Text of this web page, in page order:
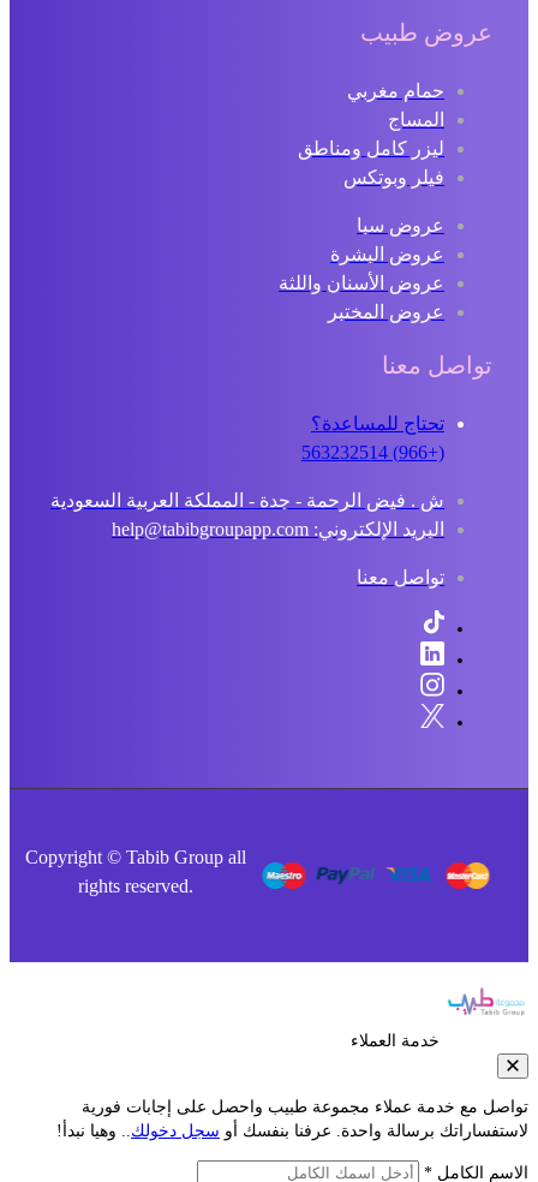
عروض طبيب
حمام مغربي
المساج
ليزر كامل ومناطق
فيلر وبوتكس
عروض سبا
عروض البشرة
عروض الأسنان واللثة
عروض المختبر
تواصل معنا
تحتاج للمساعدة؟
ش . فيض الرحمة - جدة - المملكة العربية السعودية
البريد الإلكتروني: help@tabibgroupapp.com
تواصل معنا
Copyright © Tabib Group all
rights reserved.
خدمة العملاء
مع خدمة عملاء مجموعة طبيب واحصل على إجابات فورية
برسالة واحدة. عرفنا بنفسك أوسجل دخولك.. وهيا نبدأ!
الكامل *